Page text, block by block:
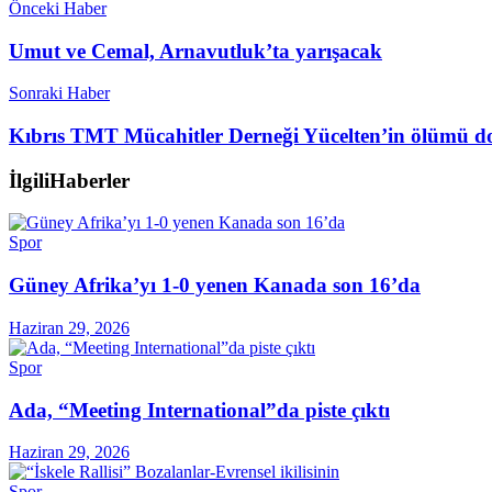
Önceki Haber
Umut ve Cemal, Arnavutluk’ta yarışacak
Sonraki Haber
Kıbrıs TMT Mücahitler Derneği Yücelten’in ölümü
İlgiliHaberler
Spor
Güney Afrika’yı 1-0 yenen Kanada son 16’da
Haziran 29, 2026
Spor
Ada, “Meeting International”da piste çıktı
Haziran 29, 2026